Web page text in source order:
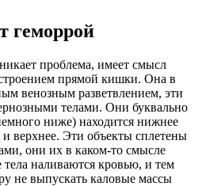
геморрой
проблема, имеет смысл
прямой кишки. Она в
венозным разветвлением, эти
телами. Они буквально
ниже) находится нижнее
и верхнее. Эти объекты сплетены
они их в каком-то смысле
наливаются кровью, и тем
не выпускать каловые массы